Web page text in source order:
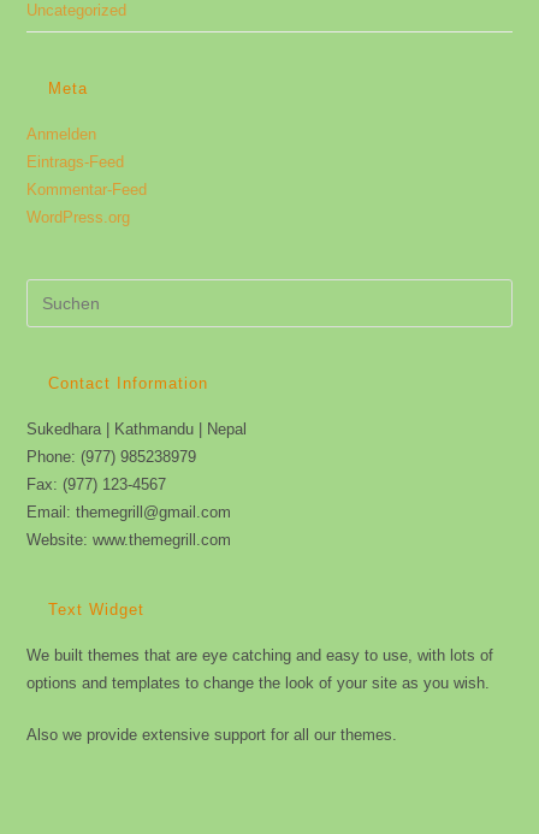
Uncategorized
Meta
Anmelden
Eintrags-Feed
Kommentar-Feed
WordPress.org
Contact Information
Sukedhara | Kathmandu | Nepal
Phone: (977) 985238979
Fax: (977) 123-4567
Email: themegrill@gmail.com
Website: www.themegrill.com
Text Widget
We built themes that are eye catching and easy to use, with lots of
options and templates to change the look of your site as you wish.
Also we provide extensive support for all our themes.